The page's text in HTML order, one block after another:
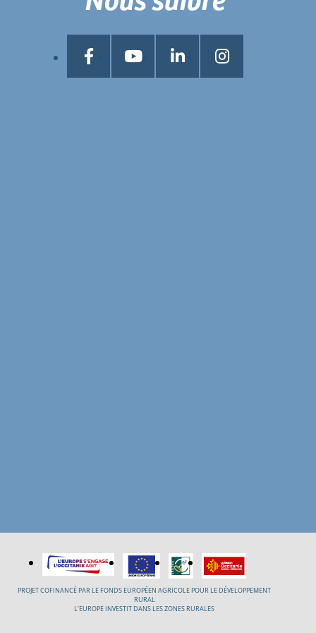
PROJET COFINANCÉ PAR LE FONDS EUROPÉEN AGRICOLE POUR LE DÉVELOPPEMENT
RURAL
L’EUROPE INVESTIT DANS LES ZONES RURALES